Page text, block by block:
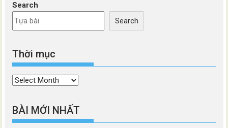
Search
Search
Thời mục
Thời
BÀI MỚI NHẤT